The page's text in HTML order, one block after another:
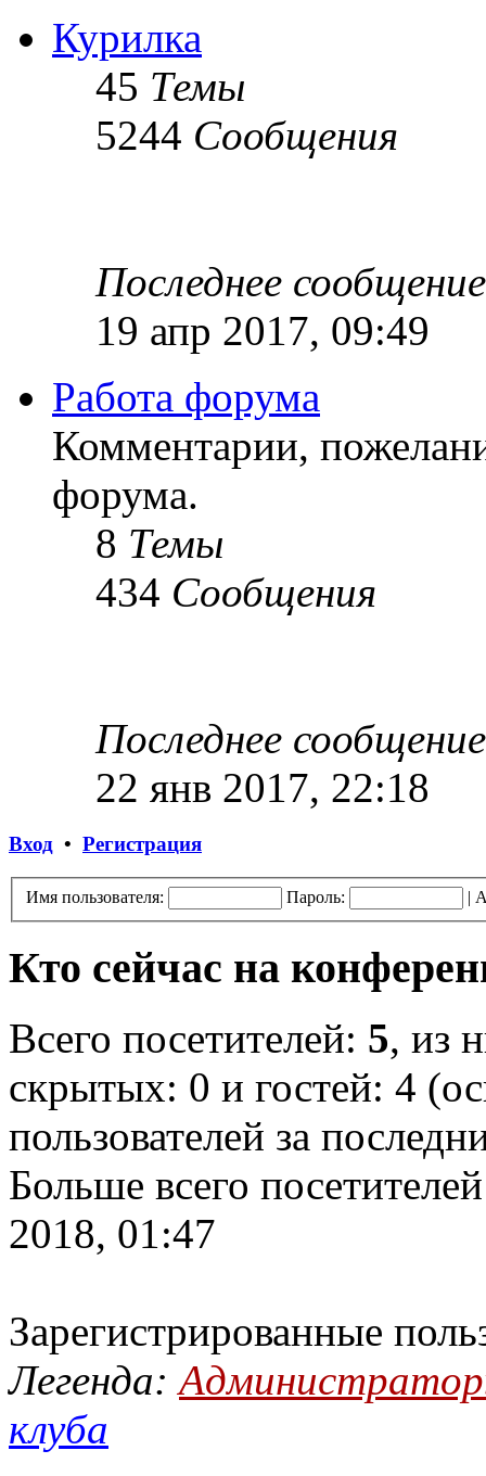
Курилка
45 Темы
5244 Сообщения
Последнее сообщение
19 апр 2017, 09:49
Работа форума
Комментарии,
форума.
8 Темы
434 Сообщения
Последнее сообщение
22 янв 2017, 22:18
Вход • Регистрация
Имя пользователя: Пароль: |
Кто сейчас на
Всего посетителей: 5, из
скрытых: 0 и гостей: 4
пользователей за
Больше всего
2018, 01:47
Зарегистрированные
Легенда:
клуба